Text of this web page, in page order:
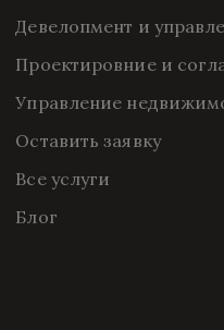
Девелопмент и
Проектировние и
Управление
Оставить заявку
Все услуги
Блог